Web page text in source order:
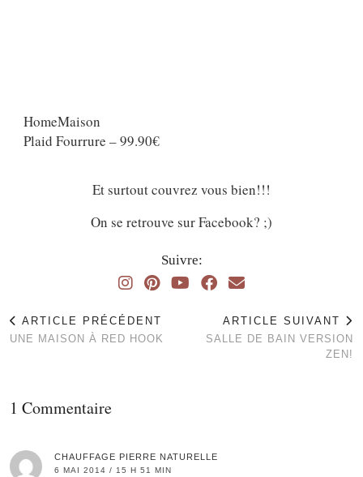
HomeMaison
Plaid Fourrure – 99.90€
Et surtout couvrez vous bien!!!
On se retrouve sur Facebook? ;)
Suivre:
ARTICLE PRÉCÉDENT
UNE MAISON À RED HOOK
ARTICLE SUIVANT
SALLE DE BAIN VERSION
ZEN!
1 Commentaire
CHAUFFAGE PIERRE NATURELLE
6 MAI 2014 / 15 H 51 MIN